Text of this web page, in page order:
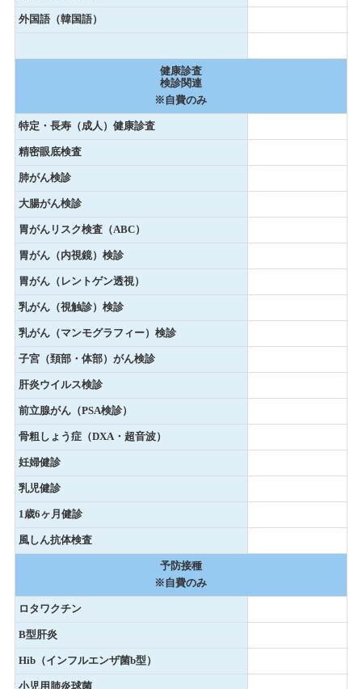
外国語（韓国語）
健康診査
検診関連
※自費のみ
特定・長寿（成人）健康診査
精密眼底検査
肺がん検診
大腸がん検診
胃がんリスク検査（ABC）
胃がん（内視鏡）検診
胃がん（レントゲン透視）
乳がん（視触診）検診
乳がん（マンモグラフィー）検診
子宮（頚部・体部）がん検診
肝炎ウイルス検診
前立腺がん（PSA検診）
骨粗しょう症（DXA・超音波）
妊婦健診
乳児健診
1歳6ヶ月健診
風しん抗体検査
予防接種
※自費のみ
ロタワクチン
B型肝炎
Hib（インフルエンザ菌b型）
小児用肺炎球菌